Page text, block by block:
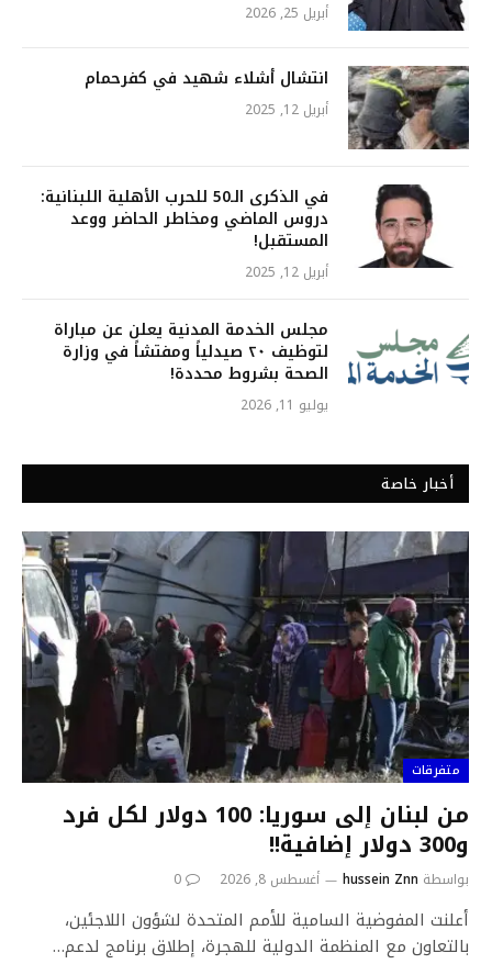
أبريل 25, 2026
انتشال أشلاء شهيد في كفرحمام
أبريل 12, 2025
في الذكرى الـ50 للحرب الأهلية اللبنانية:
دروس الماضي ومخاطر الحاضر ووعد
المستقبل!
أبريل 12, 2025
مجلس الخدمة المدنية يعلن عن مباراة
لتوظيف ٢٠ صيدلياً ومفتشاً في وزارة
الصحة بشروط محددة!
يوليو 11, 2026
أخبار خاصة
متفرقات
من لبنان إلى سوريا: 100 دولار لكل فرد
و300 دولار إضافية!!
بواسطة hussein Znn أغسطس 8, 2026 0
أعلنت المفوضية السامية للأمم المتحدة لشؤون اللاجئين،
بالتعاون مع المنظمة الدولية للهجرة، إطلاق برنامج لدعم…